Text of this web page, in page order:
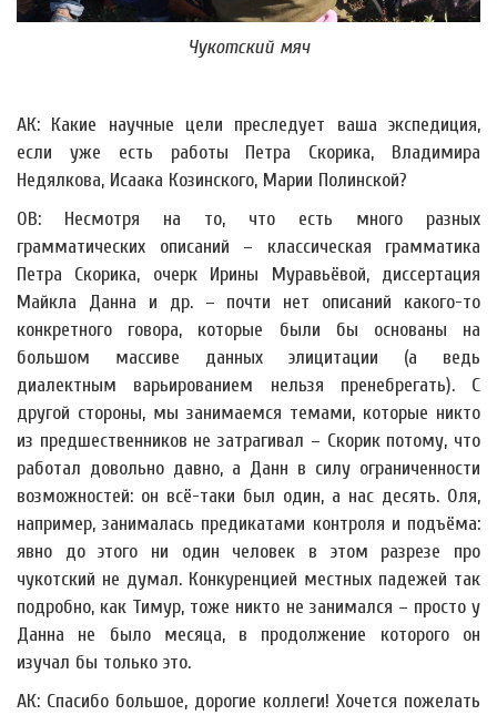
Чукотский мяч
АК: Какие научные цели преследует ваша экспедиция,
если уже есть работы Петра Скорика, Владимира
Недялкова, Исаака Козинского, Марии Полинской?
ОВ: Несмотря на то, что есть много разных
грамматических описаний – классическая грамматика
Петра Скорика, очерк Ирины Муравьёвой, диссертация
Майкла Данна и др. – почти нет описаний какого-то
конкретного говора, которые были бы основаны на
большом массиве данных элицитации (а ведь
диалектным варьированием нельзя пренебрегать). С
другой стороны, мы занимаемся темами, которые никто
из предшественников не затрагивал – Скорик потому, что
работал довольно давно, а Данн в силу ограниченности
возможностей: он всё-таки был один, а нас десять. Оля,
например, занималась предикатами контроля и подъёма:
явно до этого ни один человек в этом разрезе про
чукотский не думал. Конкуренцией местных падежей так
подробно, как Тимур, тоже никто не занимался – просто у
Данна не было месяца, в продолжение которого он
изучал бы только это.
АК: Спасибо большое, дорогие коллеги! Хочется пожелать